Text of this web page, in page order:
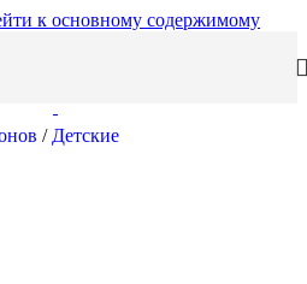
к основному содержимому
/ Детские